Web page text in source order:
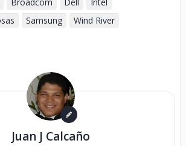
Samsung Wind River
Juan J Calcaño